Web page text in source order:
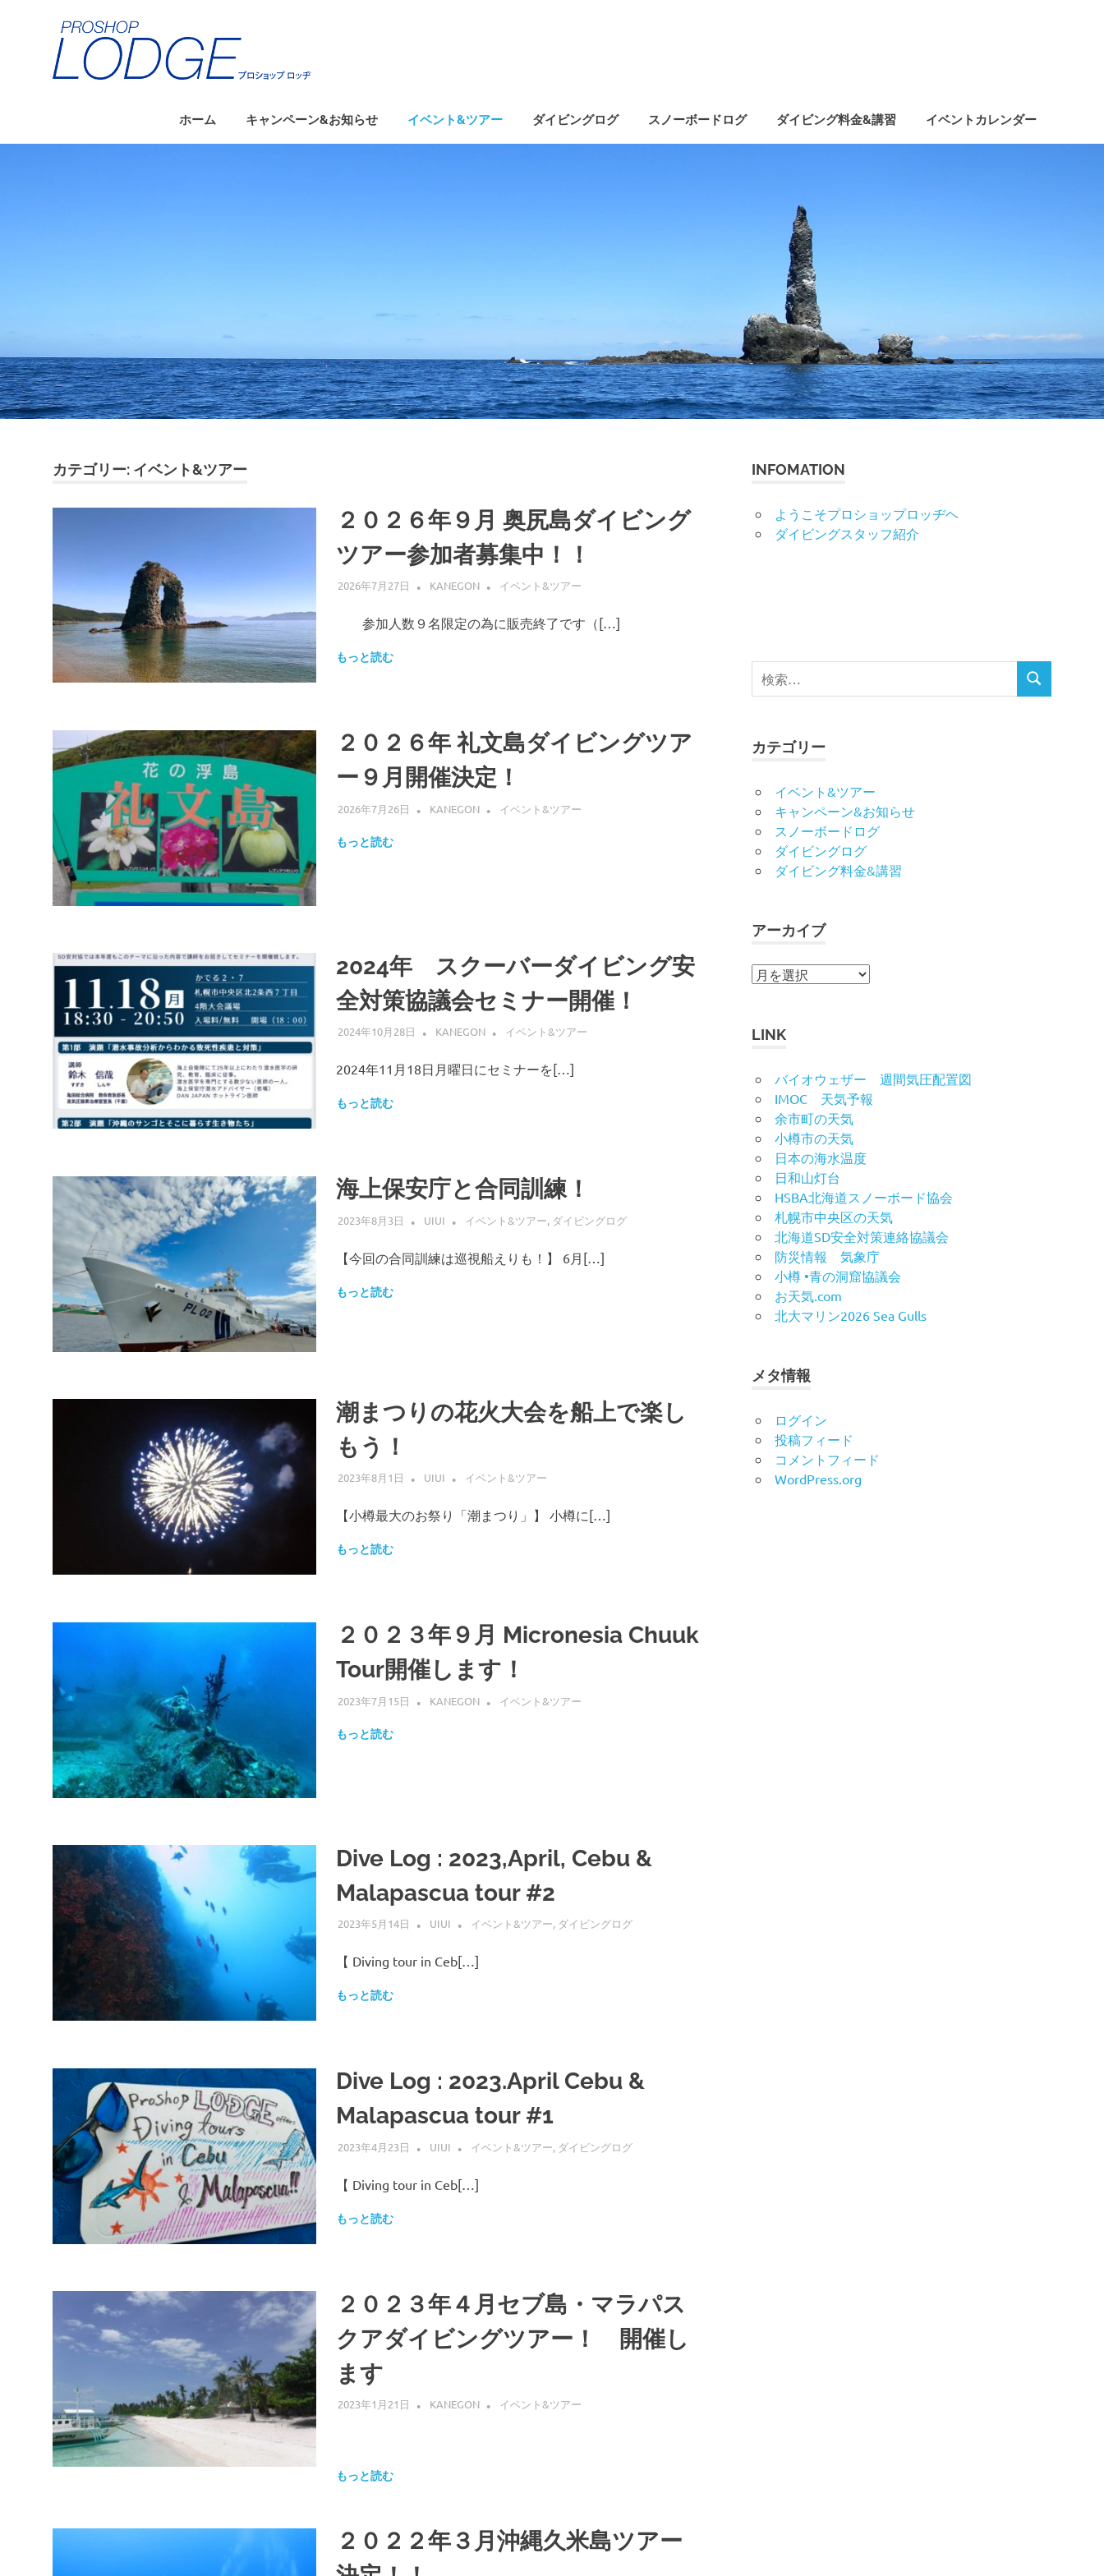
キ
ホーム キャンペーン&お知らせ イベント&ツアー ダイビングログ スノーボードログ ダイビング料金&講習 イベントカレンダー
カテゴリー: イベント&ツアー
２０２６年９月 奥尻島ダイビング
ツアー参加者募集中！！
2026年7月27日 KANEGON イベント&ツアー
参加人数９名限定の為に販売終了です（[…]
もっと読む
２０２６年 礼文島ダイビングツア
ー９月開催決定！
2026年7月26日 KANEGON イベント&ツアー
もっと読む
2024年 スクーバーダイビング安
全対策協議会セミナー開催！
2024年10月28日 KANEGON イベント&ツアー
2024年11月18日月曜日にセミナーを[…]
もっと読む
海上保安庁と合同訓練！
2023年8月3日 UIUI イベント&ツアー, ダイビングログ
【今回の合同訓練は巡視船えりも！】 6月[…]
もっと読む
潮まつりの花火大会を船上で楽し
もう！
2023年8月1日 UIUI イベント&ツアー
【小樽最大のお祭り「潮まつり」】 小樽に[…]
もっと読む
２０２３年９月 Micronesia Chuuk
Tour開催します！
2023年7月15日 KANEGON イベント&ツアー
もっと読む
Dive Log : 2023,April, Cebu &
Malapascua tour #2
2023年5月14日 UIUI イベント&ツアー, ダイビングログ
【 Diving tour in Ceb[…]
もっと読む
Dive Log : 2023.April Cebu &
Malapascua tour #1
2023年4月23日 UIUI イベント&ツアー, ダイビングログ
【 Diving tour in Ceb[…]
もっと読む
２０２３年４月セブ島・マラパス
クアダイビングツアー！ 開催し
ます
2023年1月21日 KANEGON イベント&ツアー
もっと読む
２０２２年３月沖縄久米島ツアー
INFOMATION
ようこそプロショップロッヂヘ
ダイビングスタッフ紹介
検
索
検
索
カテゴリー
イベント&ツアー
キャンペーン&お知らせ
スノーボードログ
ダイビングログ
ダイビング料金&講習
アーカイブ
ア
イ
LINK
バイオウェザー 週間気圧配置図
IMOC 天気予報
余市町の天気
小樽市の天気
日本の海水温度
日和山灯台
HSBA北海道スノーボード協会
札幌市中央区の天気
北海道SD安全対策連絡協議会
防災情報 気象庁
小樽 •青の洞窟協議会
お天気.com
北大マリン2026 Sea Gulls
メタ情報
ログイン
投稿フィード
コメントフィード
WordPress.org